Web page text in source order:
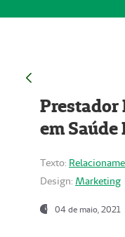
Prestador
em
Texto:
Design: Marketing
04 de maio, 2021